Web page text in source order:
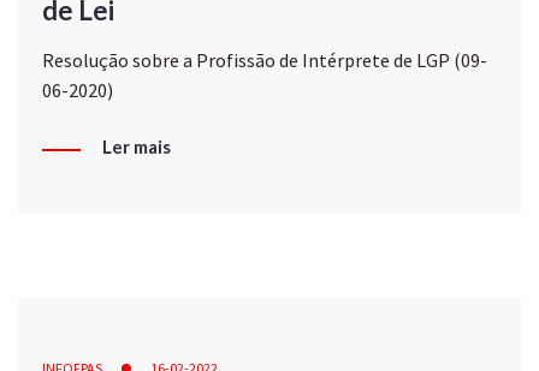
de Lei
Resolução sobre a Profissão de Intérprete de LGP (09-
06-2020)
Ler mais